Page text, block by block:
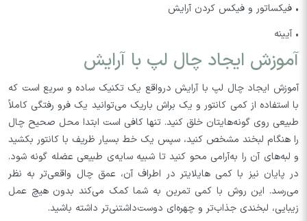
• فیکساتور و فیکس کردن آرایش
• آیینه
آموزش ایجاد چال لپ با آرایش
آموزش ایجاد چال لپ با آرایش درواقع یک تکنیک ساده و سریع است که
با استفاده از کمی کانتور و یک براش باریک می‌توانید یک فرو رفتگی کاملاً
طبیعی روی گونه‌هایتان خلق کنید. تنها کافی است ابتدا محل صحیح چال
را هنگام لبخند مشخص کنید، سپس یک خط بسیار ظریف با کانتور بکشید
و لبه‌های آن را به‌آرامی محو کنید تا شبیه سایه‌ی طبیعی عضله گونه شود.
در پایان نیز با کمی هایلایتر در اطراف آن، عمق چال واقعی‌تر به نظر
می‌رسد. این روش با کمی تمرین به شما کمک می‌کند بدون هیچ عمل
زیبایی، لبخندی جذاب‌تر و چهره‌ای دوست‌داشتنی‌تر داشته باشید.